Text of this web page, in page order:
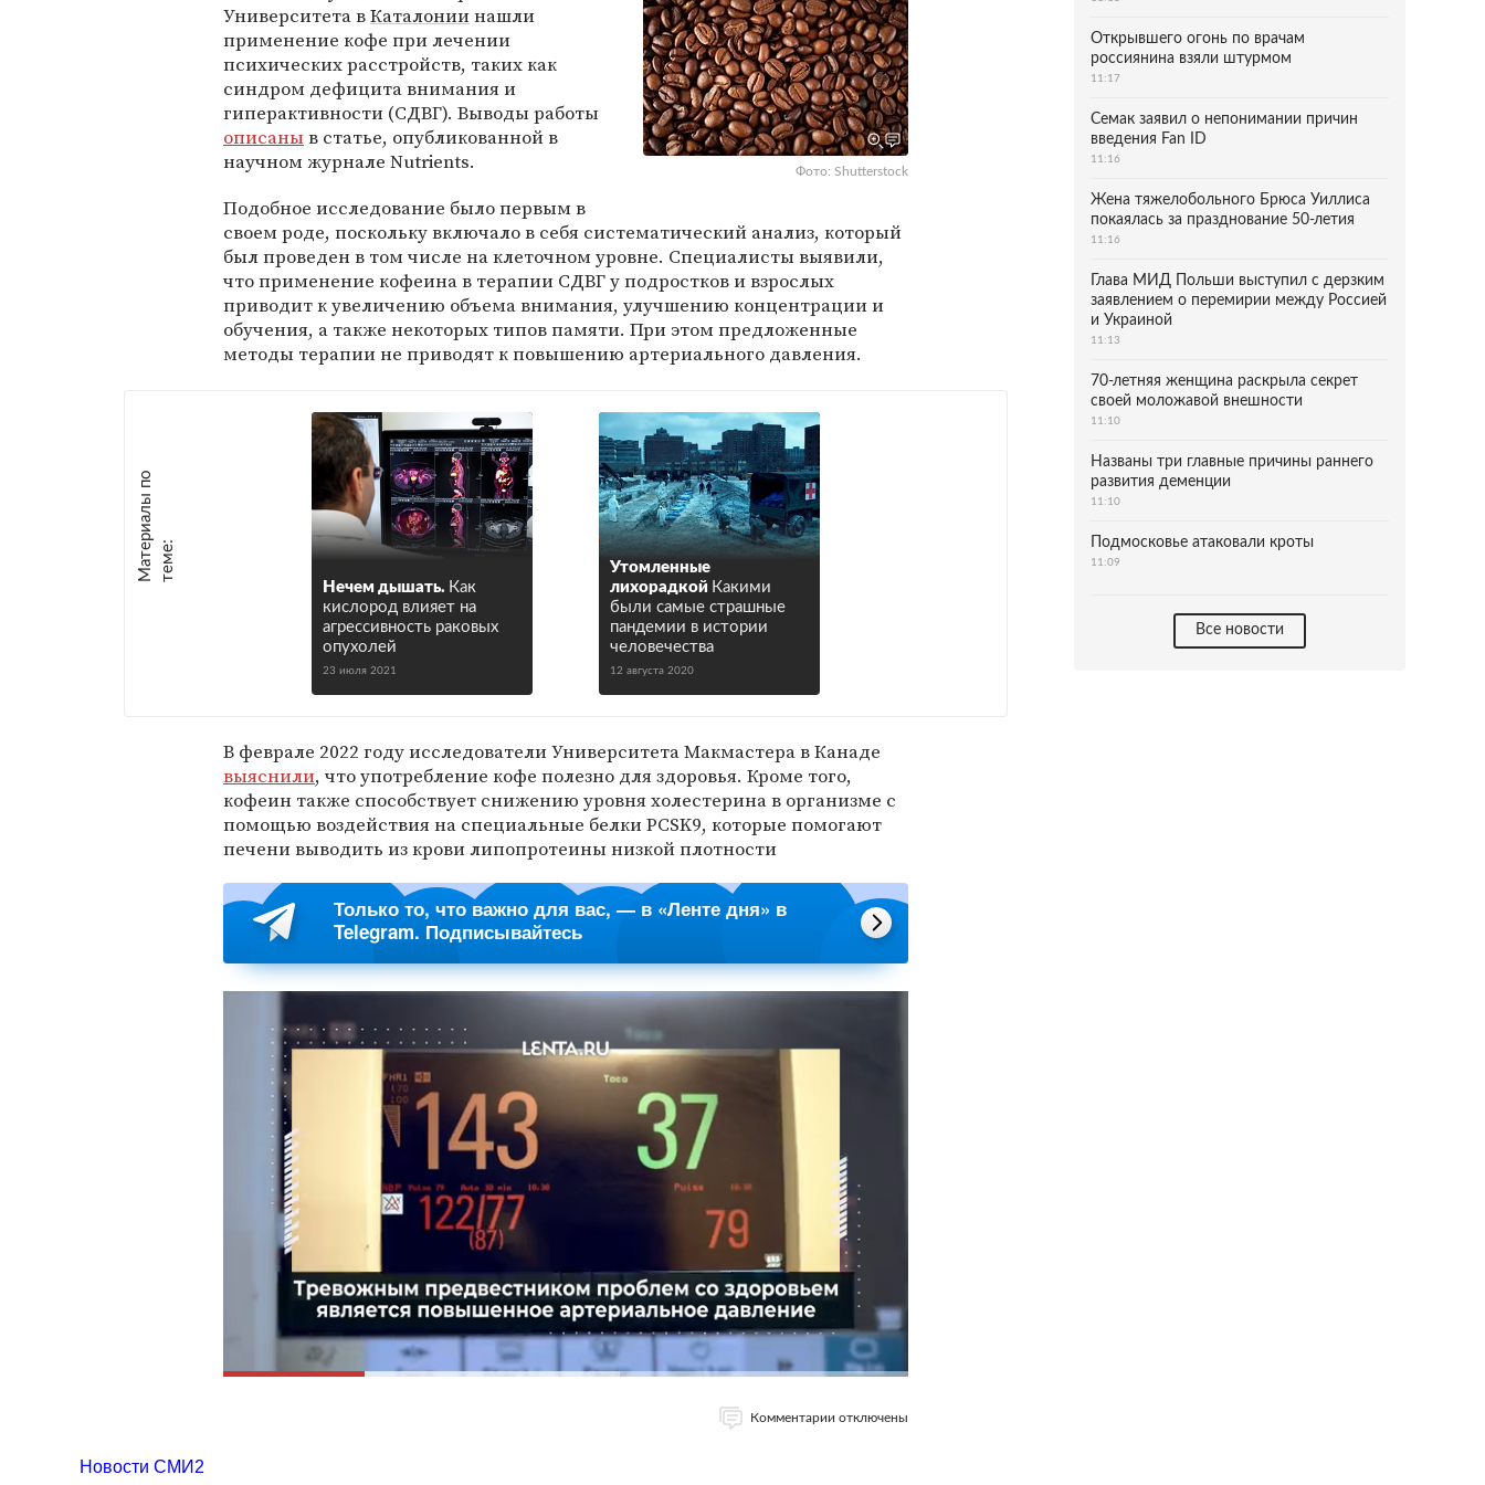
Фото: Shutterstock
Университета вКаталониинашли
применение кофе при лечении
психических расстройств, таких как
синдром дефицита внимания и
гиперактивности (СДВГ). Выводы работы
описаныв статье, опубликованной в
научном журнале Nutrients.
Подобное исследование было первым в
своем роде, поскольку включало в себя систематический анализ, который
был проведен в том числе на клеточном уровне. Специалисты выявили,
что применение кофеина в терапии СДВГ у подростков и взрослых
приводит к увеличению объема внимания, улучшению концентрации и
обучения, а также некоторых типов памяти. При этом предложенные
методы терапии не приводят к повышению артериального давления.
М
а
т е
р
и
а
л
ы
п
о
т
е
м
е :
Нечем дышать. Как
кислород влияет на
агрессивность раковых
опухолей
23 июля 2021
Утомленные
лихорадкой Какими
были самые страшные
пандемии в истории
человечества
12 августа 2020
В феврале 2022 году исследователи Университета Макмастера в Канаде
выяснили, что употребление кофе полезно для здоровья. Кроме того,
кофеин также способствует снижению уровня холестерина в организме с
помощью воздействия на специальные белки PCSK9, которые помогают
печени выводить из крови липопротеины низкой плотности
Только то, что важно для вас, — в «Ленте дня» в
Telegram. Подписывайтесь
Комментарии отключены
Открывшего огонь по врачам
россиянина взяли штурмом
11:17
Семак заявил о непонимании причин
введения Fan ID
11:16
Жена тяжелобольного Брюса Уиллиса
покаялась за празднование 50-летия
11:16
Глава МИД Польши выступил с дерзким
заявлением о перемирии между Россией
и Украиной
11:13
70-летняя женщина раскрыла секрет
своей моложавой внешности
11:10
Названы три главные причины раннего
развития деменции
11:10
Подмосковье атаковали кроты
11:09
Все новости
Новости СМИ2